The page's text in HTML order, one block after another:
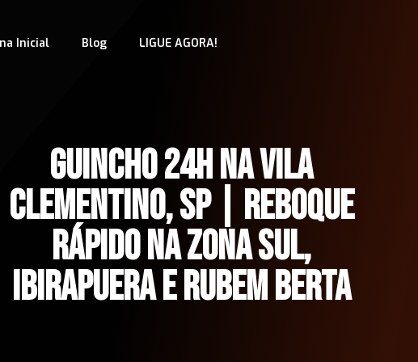
Inicial Blog LIGUE AGORA!
GUINCHO 24H NA VILA
CLEMENTINO, SP | REBOQUE
RÁPIDO NA ZONA SUL,
IBIRAPUERA E RUBEM BERTA